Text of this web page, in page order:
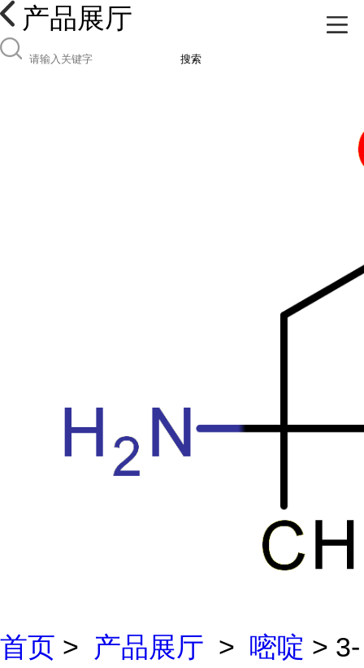
产品展厅
搜索
首页 > 产品展厅 > 嘧啶 > 3-